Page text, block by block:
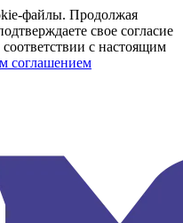
файлы. Продолжая
свое согласие
с настоящим
соглашением